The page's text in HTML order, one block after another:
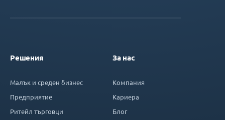
Решения
Малък и среден бизнес
Предприятие
Ритейл търговци
За нас
Компания
Кариера
Блог